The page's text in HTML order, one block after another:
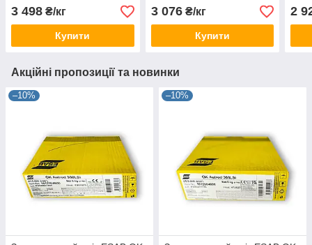
3 498 ₴/кг
Купити
3 076₴/кг
Купити
2
Акційні пропозиції та новинки
–10% –10%